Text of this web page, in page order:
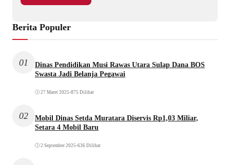
Berita Populer
01
Dinas Pendidikan Musi Rawas Utara Sulap Dana BOS
Swasta Jadi Belanja Pegawai
27 Maret 2025 •875 Dilihat
02
Mobil Dinas Setda Muratara Diservis Rp1,03 Miliar,
Setara 4 Mobil Baru
2 September 2025 •636 Dilihat